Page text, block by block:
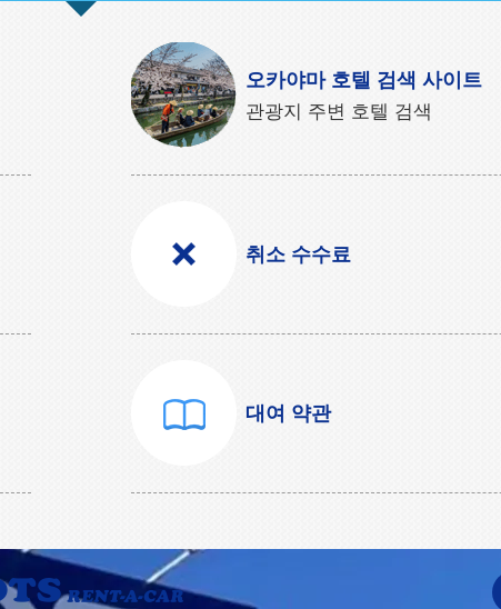
오카야마 호텔 검색 사이트
관광지 주변 호텔 검색
취소 수수료
대여 약관